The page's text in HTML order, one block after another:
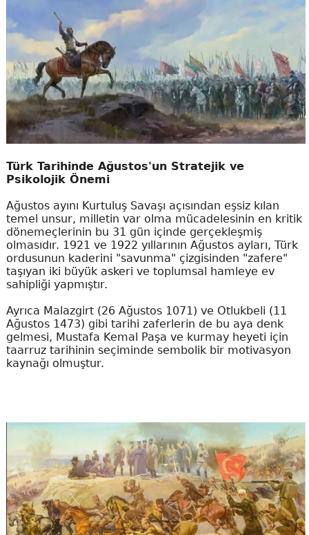
Türk Tarihinde Ağustos'un Stratejik ve
Psikolojik Önemi
Ağustos ayını Kurtuluş Savaşı açısından eşsiz kılan
temel unsur, milletin var olma mücadelesinin en kritik
dönemeçlerinin bu 31 gün içinde gerçekleşmiş
olmasıdır. 1921 ve 1922 yıllarının Ağustos ayları, Türk
ordusunun kaderini "savunma" çizgisinden "zafere"
taşıyan iki büyük askeri ve toplumsal hamleye ev
sahipliği yapmıştır.
Ayrıca Malazgirt (26 Ağustos 1071) ve Otlukbeli (11
Ağustos 1473) gibi tarihi zaferlerin de bu aya denk
gelmesi, Mustafa Kemal Paşa ve kurmay heyeti için
taarruz tarihinin seçiminde sembolik bir motivasyon
kaynağı olmuştur.